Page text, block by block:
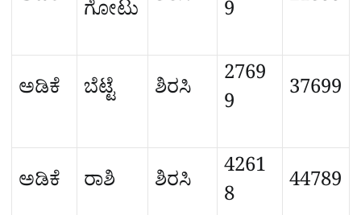
ಗೋಟು
9
ಅಡಿಕೆ ಬೆಟ್ಟೆ ಶಿರಸಿ
2769
9
37699
ಅಡಿಕೆ ರಾಶಿ ಶಿರಸಿ
4261
8
44789